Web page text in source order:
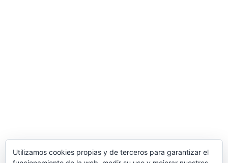
Utilizamos cookies propias y de terceros para garantizar el